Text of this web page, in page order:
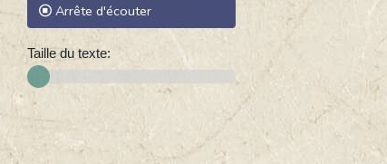
Arrête d'écouter
Taille du texte: